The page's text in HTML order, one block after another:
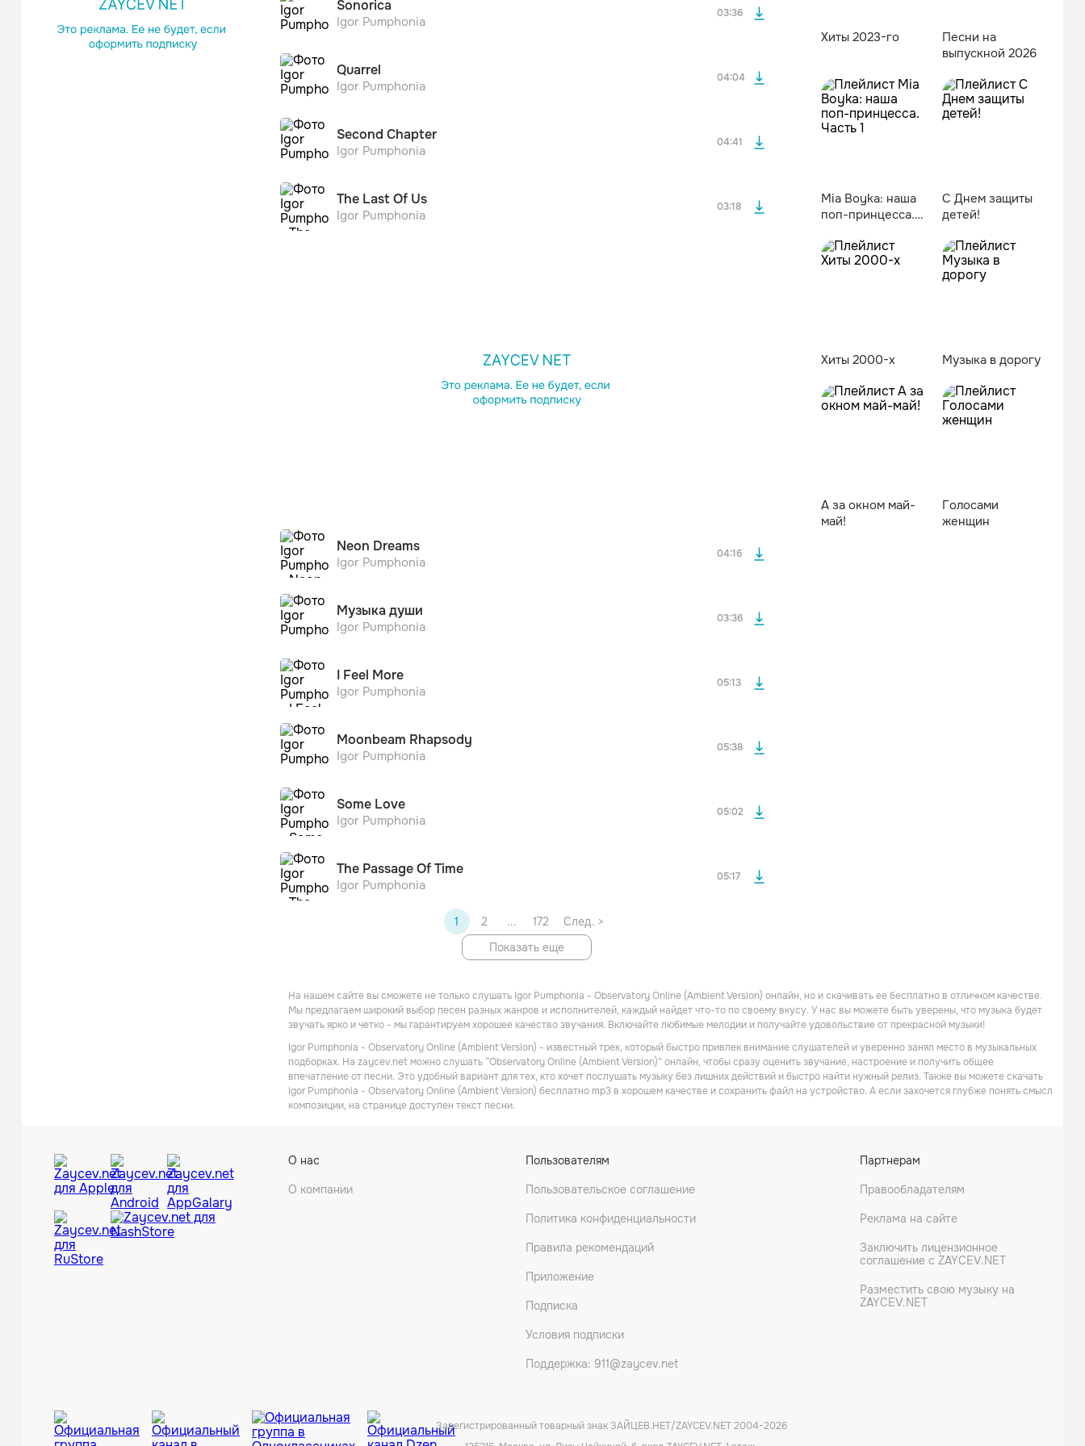
Sonorica
Igor Pumphonia
03:36
Quarrel
Igor Pumphonia
04:04
Second Chapter
Igor Pumphonia
04:41
The Last Of Us
Igor Pumphonia
03:18
Neon Dreams
Igor Pumphonia
04:16
Музыка души
Igor Pumphonia
03:36
I Feel More
Igor Pumphonia
05:13
Moonbeam Rhapsody
Igor Pumphonia
05:38
Some Love
Igor Pumphonia
05:02
The Passage Of Time
Igor Pumphonia
05:17
1 2 ... 172
След. >
Показать еще
Хиты 2023-го
Песни на
выпускной 2026
Mia Boyka: наша
поп-принцесса.
С Днем защиты
детей!
Хиты 2000-х Музыка в дорогу
А за окном май-
май!
Голосами
женщин
На нашем сайте вы сможете не только слушать Igor Pumphonia - Observatory Online (Ambient Version) онлайн, но и скачивать ее бесплатно в отличном качестве.
Мы предлагаем широкий выбор песен разных жанров и исполнителей, каждый найдет что-то по своему вкусу. У нас вы можете быть уверены, что музыка будет
звучать ярко и четко - мы гарантируем хорошее качество звучания. Включайте любимые мелодии и получайте удовольствие от прекрасной музыки!
Igor Pumphonia - Observatory Online (Ambient Version) - известный трек, который быстро привлек внимание слушателей и уверенно занял место в музыкальных
подборках. На zaycev.net можно слушать “Observatory Online (Ambient Version)” онлайн, чтобы сразу оценить звучание, настроение и получить общее
впечатление от песни. Это удобный вариант для тех, кто хочет послушать музыку без лишних действий и быстро найти нужный релиз. Также вы можете скачать
Igor Pumphonia - Observatory Online (Ambient Version) бесплатно mp3 в хорошем качестве и сохранить файл на устройство. А если захочется глубже понять смысл
композиции, на странице доступен текст песни.
О нас
О компании
Пользователям
Пользовательское соглашение
Политика конфиденциальности
Правила рекомендаций
Приложение
Подписка
Условия подписки
Поддержка: 911@zaycev.net
Партнерам
Правообладателям
Реклама на сайте
Заключить лицензионное
соглашение с ZAYCEV.NET
Разместить свою музыку на
ZAYCEV.NET
Зарегистрированный товарный знак ЗАЙЦЕВ.НЕТ/ZAYCEV.NET 2004-2026